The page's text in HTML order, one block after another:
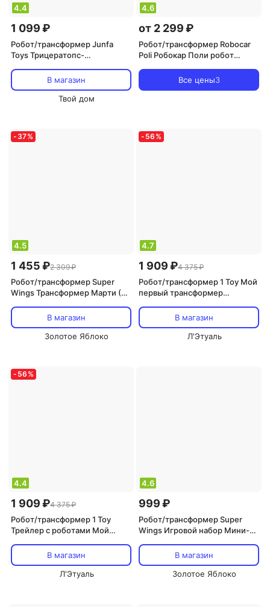
4.4
1 099 ₽
Робот/трансформер Junfa
Toys Трицератопс-
В магазин
Твой дом
4.6
от 2 299 ₽
Робот/трансформер Robocar
Poli Робокар Поли робот
световыми эффектами Хэли
MRT-688
Все цены3
- 37%
4.5
1 455 ₽2 309 ₽
Робот/трансформер Super
Wings Трансформер Марти (8
В магазин
Золотое Яблоко
- 56 %
4.7
1 909 ₽4 375 ₽
Робот/трансформер 1 Toy Мой
первый трансформер
В магазин
Л'Этуаль
- 56 %
4.4
1 909 ₽4 375 ₽
Робот/трансформер 1 Toy
Трейлер с роботами Мой
желтый (Т19437)
В магазин
Л'Этуаль
4.6
999 ₽
Робот/трансформер Super
Wings Игровой набор Мини-
В магазин
Золотое Яблоко